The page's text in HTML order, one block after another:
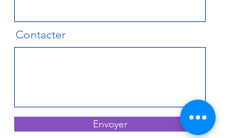
Contacter
Envoyer